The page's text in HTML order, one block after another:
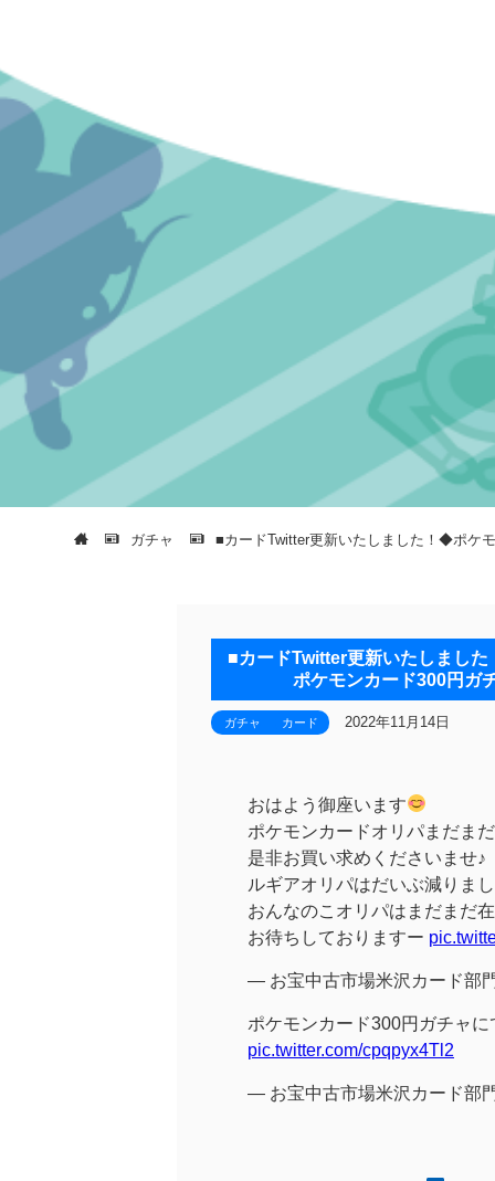
ガチャ ■カードTwitter更新いたしました！◆ポケ
■カードTwitter更新いたしまし
ポケモンカード300円ガ
ガチャ カード 2022年11月14日
おはよう御座います
ポケモンカードオリパまだま
是非お買い求めくださいませ♪
ルギアオリパはだいぶ減りま
おんなのこオリパはまだまだ
お待ちしておりますー
— お宝中古市場米沢カード部
ポケモンカード300円ガチャ
pic.twitter.com/cpqpyx4Tl2
— お宝中古市場米沢カード部